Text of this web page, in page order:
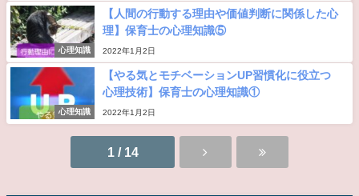
心理知識
【人間の行動する理由や価値判断に関係した心
理】保育士の心理知識⑤
2022年1月2日
心理知識
【やる気とモチベーションUP習慣化に役立つ
心理技術】保育士の心理知識①
2022年1月2日
1 / 14